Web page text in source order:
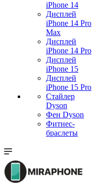
iPhone 14
Дисплей
iPhone 14 Pro
Max
Дисплей
iPhone 14 Pro
Дисплей
iPhone 15
Дисплей
iPhone 15 Pro
Стайлер
Dyson
Фен Dyson
Фитнес-
браслеты